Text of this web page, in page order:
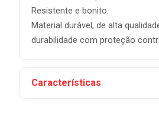
Resistente e bonito.
Material durável, de alta
durabilidade com proteção
Características